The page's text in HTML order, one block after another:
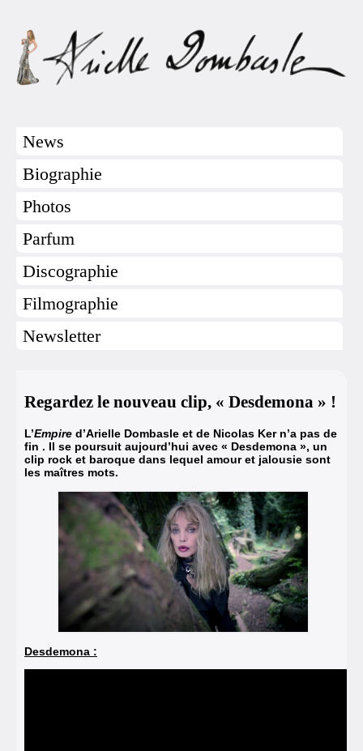
News
Biographie
Photos
Parfum
Discographie
Filmographie
Newsletter
Regardez le nouveau clip, « Desdemona » !
L’Empire d’Arielle Dombasle et de Nicolas Ker n’a pas de
fin . Il se poursuit aujourd’hui avec « Desdemona », un
clip rock et baroque dans lequel amour et jalousie sont
les maîtres mots.
Desdemona :